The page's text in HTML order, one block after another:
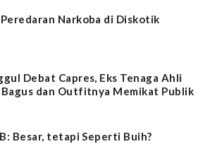
Peredaran Narkoba di Diskotik
Debat Capres, Eks Tenaga Ahli
Bagus dan Outfitnya Memikat Publik
Besar, tetapi Seperti Buih?